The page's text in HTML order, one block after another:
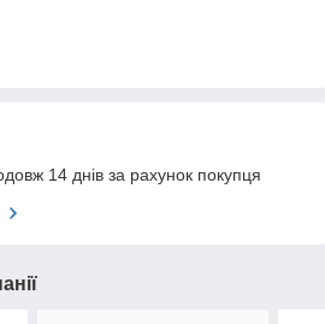
14 днів за рахунок покупця